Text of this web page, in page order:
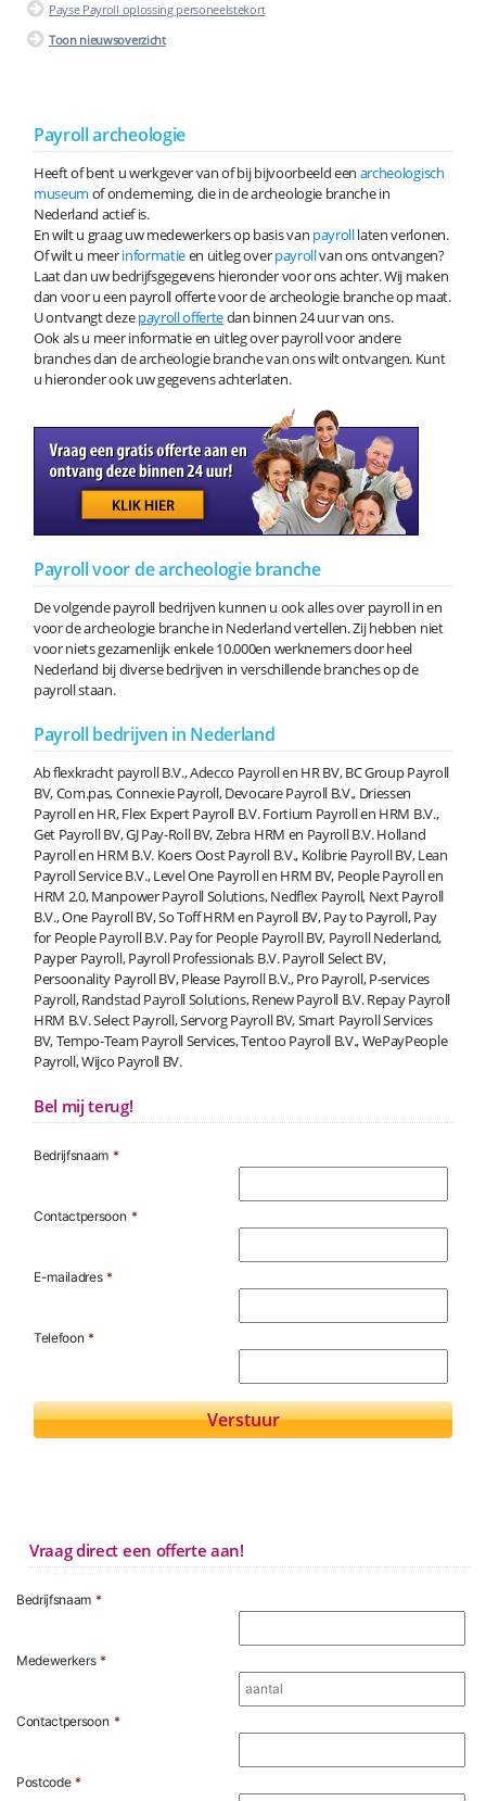
Payse Payroll oplossing personeelstekort
Toon nieuwsoverzicht
Payroll archeologie
Heeft of bent u werkgever van of bij bijvoorbeeld een archeologisch
museum of onderneming, die in de archeologie branche in
Nederland actief is.
En wilt u graag uw medewerkers op basis van payrolllaten verlonen.
Of wilt u meerinformatieen uitleg overpayrollvan ons ontvangen?
Laat dan uw bedrijfsgegevens hieronder voor ons achter. Wij maken
dan voor u een payroll offerte voor de archeologie branche op maat.
U ontvangt dezepayroll offertedan binnen 24 uur van ons.
Ook als u meer informatie en uitleg over payroll voor andere
branches dan de archeologie branche van ons wilt ontvangen. Kunt
u hieronder ook uw gegevens achterlaten.
Payroll voor de archeologie branche
De volgende payroll bedrijven kunnen u ook alles over payroll in en
voor de archeologie branche in Nederland vertellen. Zij hebben niet
voor niets gezamenlijk enkele 10.000en werknemers door heel
Nederland bij diverse bedrijven in verschillende branches op de
payroll staan.
Payroll bedrijven in Nederland
Ab flexkracht payroll B.V., Adecco Payroll en HR BV, BC Group Payroll
BV, Com.pas, Connexie Payroll, Devocare Payroll B.V., Driessen
Payroll en HR, Flex Expert Payroll B.V. Fortium Payroll en HRM B.V.,
Get Payroll BV, GJ Pay-Roll BV, Zebra HRM en Payroll B.V. Holland
Payroll en HRM B.V. Koers Oost Payroll B.V., Kolibrie Payroll BV, Lean
Payroll Service B.V., Level One Payroll en HRM BV, People Payroll en
HRM 2.0, Manpower Payroll Solutions, Nedflex Payroll, Next Payroll
B.V., One Payroll BV, So Toff HRM en Payroll BV, Pay to Payroll, Pay
for People Payroll B.V. Pay for People Payroll BV, Payroll Nederland,
Payper Payroll, Payroll Professionals B.V. Payroll Select BV,
Persoonality Payroll BV, Please Payroll B.V., Pro Payroll, P-services
Payroll, Randstad Payroll Solutions, Renew Payroll B.V. Repay Payroll
HRM B.V. Select Payroll, Servorg Payroll BV, Smart Payroll Services
BV, Tempo-Team Payroll Services, Tentoo Payroll B.V., WePayPeople
Payroll, Wijco Payroll BV.
Bel mij terug!
Bedrijfsnaam *
Contactpersoon *
E-mailadres *
Telefoon *
Vraag direct een offerte aan!
Bedrijfsnaam *
Medewerkers *
Contactpersoon *
Postcode *